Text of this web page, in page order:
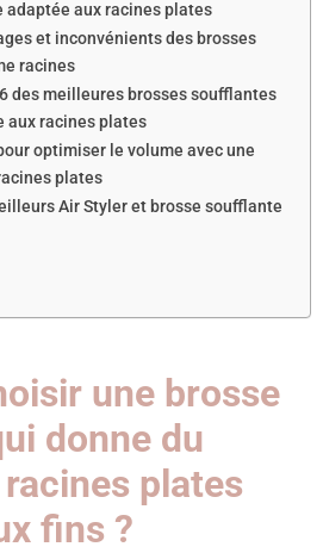
aux racines plates
et inconvénients des brosses
racines
des meilleures brosses soufflantes
aux racines plates
optimiser le volume avec une
plates
Air Styler et brosse soufflante
une brosse
donne du
plates
fins ?